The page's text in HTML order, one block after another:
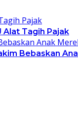
Alat Tagih Pajak
Bebaskan